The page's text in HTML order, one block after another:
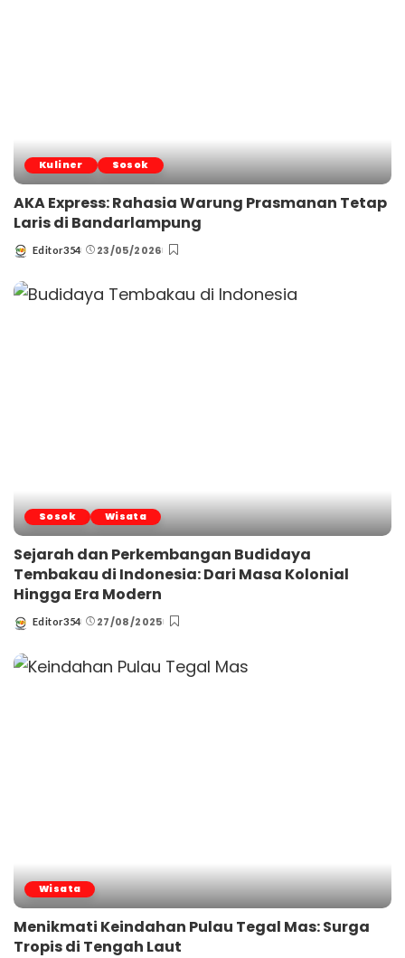
Kuliner Sosok
AKA Express: Rahasia Warung Prasmanan Tetap
Laris di Bandarlampung
Posted
Editor354 23/05/2026
Sosok Wisata
Sejarah dan Perkembangan Budidaya
Tembakau di Indonesia: Dari Masa Kolonial
Hingga Era Modern
Posted
Editor354 27/08/2025
Wisata
Menikmati Keindahan Pulau Tegal Mas: Surga
Tropis di Tengah Laut